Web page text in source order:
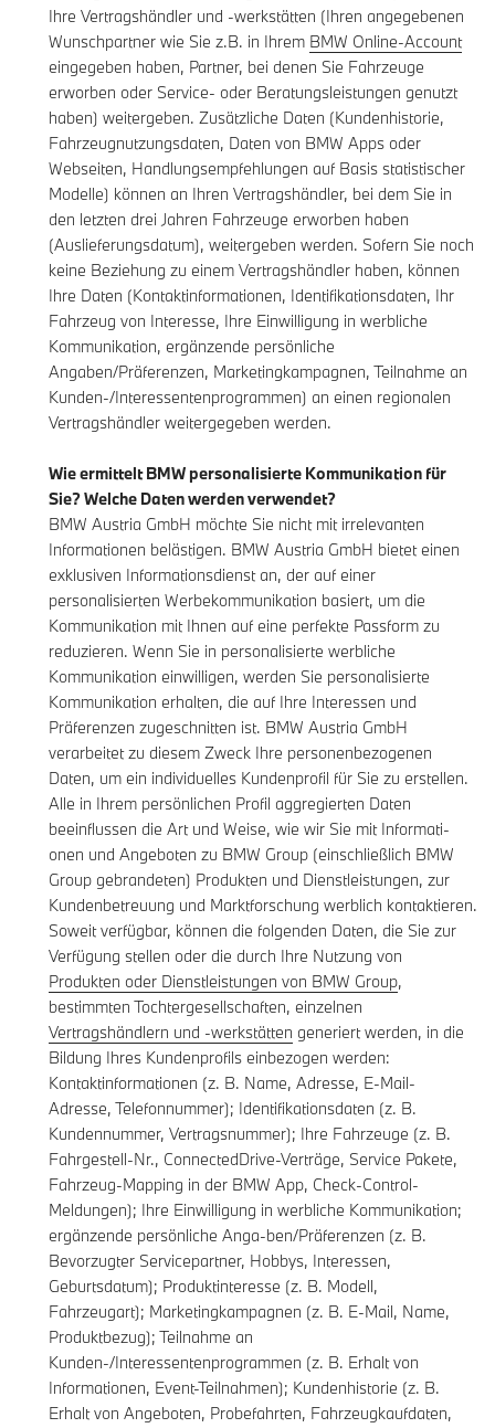
Ihre Vertragshändler und -werkstätten (Ihren angegebenen
Wunschpartner wie Sie z.B. in Ihrem BMW Online-Account
eingegeben haben, Partner, bei denen Sie Fahrzeuge
erworben oder Service- oder Beratungsleistungen genutzt
haben) weitergeben. Zusätzliche Daten (Kundenhistorie,
Fahrzeugnutzungsdaten, Daten von BMW Apps oder
Webseiten, Handlungsempfehlungen auf Basis statistischer
Modelle) können an Ihren Vertragshändler, bei dem Sie in
den letzten drei Jahren Fahrzeuge erworben haben
(Auslieferungsdatum), weitergeben werden. Sofern Sie noch
keine Beziehung zu einem Vertragshändler haben, können
Ihre Daten (Kontaktinformationen, Identifikationsdaten, Ihr
Fahrzeug von Interesse, Ihre Einwilligung in werbliche
Kommunikation, ergänzende persönliche
Angaben/Präferenzen, Marketingkampagnen, Teilnahme an
Kunden-/Interessentenprogrammen) an einen regionalen
Vertragshändler weitergegeben werden.
Wie ermittelt BMW personalisierte Kommunikation für
Sie? Welche Daten werden verwendet?
BMW Austria GmbH möchte Sie nicht mit irrelevanten
Informationen belästigen. BMW Austria GmbH bietet einen
exklusiven Informationsdienst an, der auf einer
personalisierten Werbekommunikation basiert, um die
Kommunikation mit Ihnen auf eine perfekte Passform zu
reduzieren. Wenn Sie in personalisierte werbliche
Kommunikation einwilligen, werden Sie personalisierte
Kommunikation erhalten, die auf Ihre Interessen und
Präferenzen zugeschnitten ist. BMW Austria GmbH
verarbeitet zu diesem Zweck Ihre personenbezogenen
Daten, um ein individuelles Kundenprofil für Sie zu erstellen.
Alle in Ihrem persönlichen Profil aggregierten Daten
beeinflussen die Art und Weise, wie wir Sie mit Informati-
onen und Angeboten zu BMW Group (einschließlich BMW
Group gebrandeten) Produkten und Dienstleistungen, zur
Kundenbetreuung und Marktforschung werblich kontaktieren.
Soweit verfügbar, können die folgenden Daten, die Sie zur
Verfügung stellen oder die durch Ihre Nutzung von
Produkten oder Dienstleistungen von BMW Group,
bestimmten Tochtergesellschaften, einzelnen
Vertragshändlern und -werkstätten generiert werden, in die
Bildung Ihres Kundenprofils einbezogen werden:
Kontaktinformationen (z. B. Name, Adresse, E-Mail-
Adresse, Telefonnummer); Identifikationsdaten (z. B.
Kundennummer, Vertragsnummer); Ihre Fahrzeuge (z. B.
Fahrgestell-Nr., ConnectedDrive-Verträge, Service Pakete,
Fahrzeug-Mapping in der BMW App, Check-Control-
Meldungen); Ihre Einwilligung in werbliche Kommunikation;
ergänzende persönliche Anga-ben/Präferenzen (z. B.
Bevorzugter Servicepartner, Hobbys, Interessen,
Geburtsdatum); Produktinteresse (z. B. Modell,
Fahrzeugart); Marketingkampagnen (z. B. E-Mail, Name,
Produktbezug); Teilnahme an
Kunden-/Interessentenprogrammen (z. B. Erhalt von
Informationen, Event-Teilnahmen); Kundenhistorie (z. B.
Erhalt von Angeboten, Probefahrten, Fahrzeugkaufdaten,